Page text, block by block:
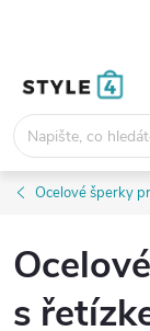
Ocelové šperky
s